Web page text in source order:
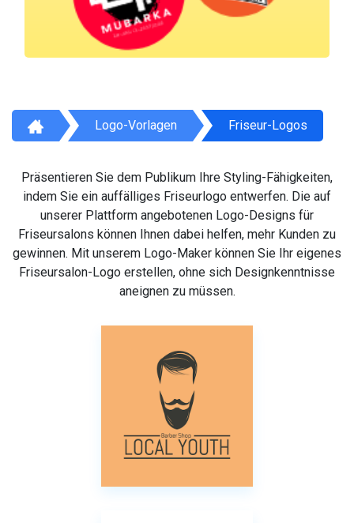
Logo-Vorlagen Friseur-Logos
Präsentieren Sie dem Publikum Ihre Styling-Fähigkeiten,
indem Sie ein auffälliges Friseurlogo entwerfen. Die auf
unserer Plattform angebotenen Logo-Designs für
Friseursalons können Ihnen dabei helfen, mehr Kunden zu
gewinnen. Mit unserem Logo-Maker können Sie Ihr eigenes
Friseursalon-Logo erstellen, ohne sich Designkenntnisse
aneignen zu müssen.